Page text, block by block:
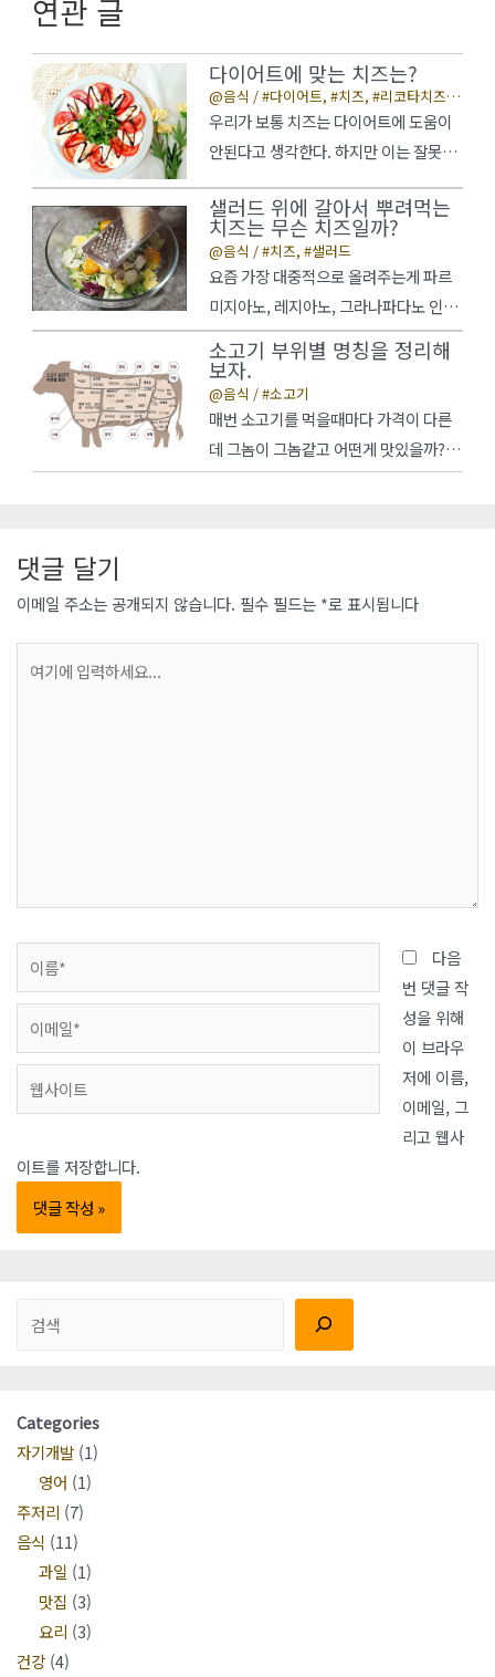
연관 글
다이어트에 맞는 치즈는?
음식 / 다이어트, 치즈, 리코타치즈,
코티지치즈
우리가 보통 치즈는 다이어트에 도움이
안된다고 생각한다. 하지만 이는 잘못된
생각인데, 치즈에는 단백질, 칼슘 그리고
여러 다른 영양소가 들어있다. 치즈를 토
핑으로 얹는 떡볶이, 빵, 닭갈비, 밥 등 다
른 음식에 의해 살이 찌는 경우가 많은
데, 반면 치즈만 단독으로 먹으면 체중
감소를 돕고 심장 질환과 골다공증을 예
방하는 효과가 있다. 우선 치즈의 지방
함량을 신경 써야 될 것 … 다이어트에
맞는 치즈는? 더…
샐러드 위에 갈아서 뿌려먹는
치즈는 무슨 치즈일까?
음식 / 치즈, 샐러드
요즘 가장 대중적으로 올려주는게 파르
미지아노, 레지아노, 그라나파다노 인것
같다. 사실 약간 딱딱한 치즈는 아무거나
취향대로 먹어도 상관없다.
소고기 부위별 명칭을 정리해
보자.
음식 / 소고기
매번 소고기를 먹을때마다 가격이 다른
데 그놈이 그놈같고 어떤게 맛있을까?
하는 고민에 빠진다.이제 한방에 정리해
이크, 로스, 불고기 윗등심, 아랫등심 꽃
댓글 달기
이메일 주소는 공개되지 않습니다. 필수 필드는 *로 표시됩니다
름
메
*
사
트
다음
번 댓글 작
성을 위해
이 브라우
저에 이름,
이메일, 그
리고 웹사
이트를 저장합니다.
검색
Categories
자기개발(1)
영어 (1)
주저리 (7)
음식 (11)
과일 (1)
맛집 (3)
요리 (3)
건강(4)